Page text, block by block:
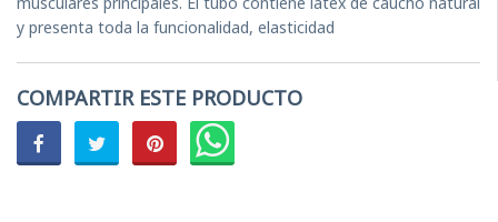
y presenta toda la funcionalidad, elasticidad
COMPARTIR ESTE PRODUCTO